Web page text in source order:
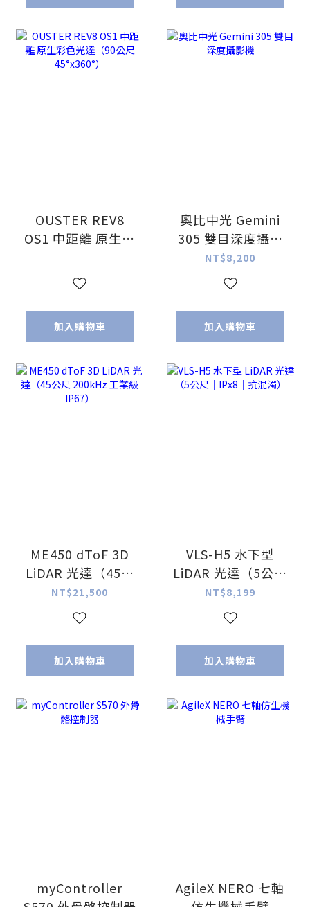
OUSTER REV8
OS1 中距離 原生彩
45°x360°）
加入購物車
奧比中光 Gemini
305 雙目深度攝影
機
NT$8,200
加入購物車
ME450 dToF 3D
LiDAR 光達（45公
尺 200kHz 工業級
IP67）
NT$21,500
加入購物車
VLS-H5 水下型
LiDAR 光達（5公尺
｜IPx8｜抗混濁）
NT$8,199
加入購物車
myController
AgileX NERO 七軸